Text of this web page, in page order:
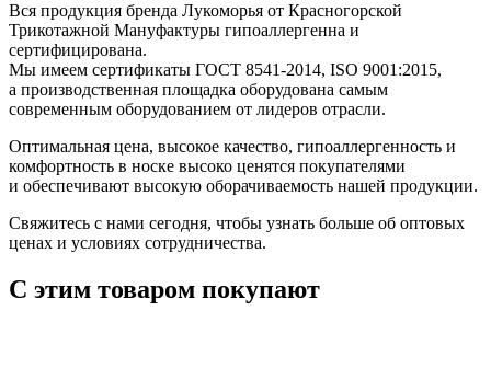
Вся продукция бренда Лукоморья от Красногорской
Трикотажной Мануфактуры гипоаллергенна и
сертифицирована.
Мы имеем сертификаты ГОСТ 8541-2014, ISO 9001:2015,
а производственная площадка оборудована самым
современным оборудованием от лидеров отрасли.
Оптимальная цена, высокое качество, гипоаллергенность и
комфортность в носке высоко ценятся покупателями
и обеспечивают высокую оборачиваемость нашей продукции.
Свяжитесь с нами сегодня, чтобы узнать больше об оптовых
ценах и условиях сотрудничества.
С этим товаром покупают